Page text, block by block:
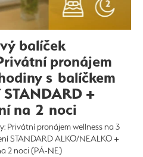
balíček
pronájem
s balíčkem
+
na 2 noci
Privátní pronájem wellness na 3
STANDARD ALKO/NEALKO +
2 noci (PÁ-NE)